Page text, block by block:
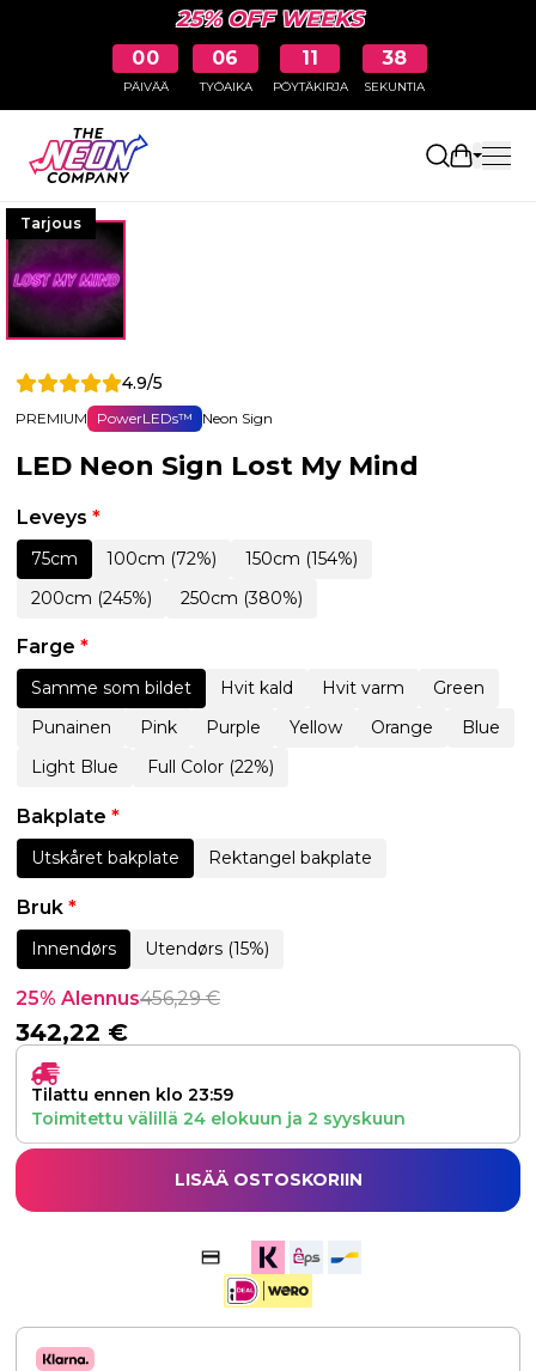
25% OFF WEEKS
00
PÄIVÄÄ
06
TYÖAIKA
11
PÖYTÄKIRJA
37
SEKUNTIA
Avaa
Tarjous
4.9/5
PREMIUM PowerLEDs™ Neon Sign
LED Neon Sign Lost My Mind
Leveys *
75cm 100cm (72%)
150cm (154%)
200cm (245%)
250cm (380%)
Farge *
Samme som bildet Hvit kald Hvit varm
Green
Punainen
Pink Purple Yellow Orange
Blue
Light Blue
Full Color (22%)
Bakplate *
Utskåret bakplate Rektangel bakplate
Bruk *
Innendørs Utendørs (15%)
25% Alennus456,29€
342,22 €
Tilattu ennen klo 23:59
Toimitettu välillä 24 elokuun ja 2 syyskuun
LISÄÄ OSTOSKORIIN